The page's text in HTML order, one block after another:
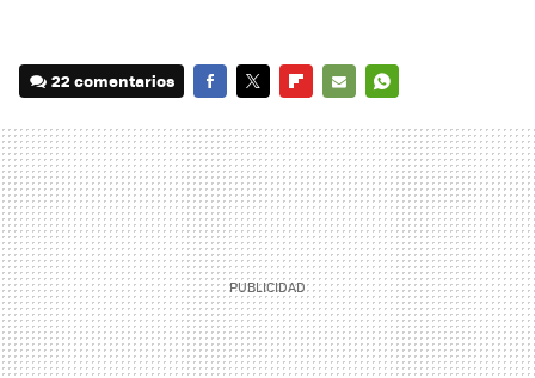
22 comentarios
MAIL